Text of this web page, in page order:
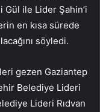
Gül ile Lider Şahin’i
en kısa sürede
söyledi.
gezen Gaziantep
Belediye Lideri
Lideri Rıdvan